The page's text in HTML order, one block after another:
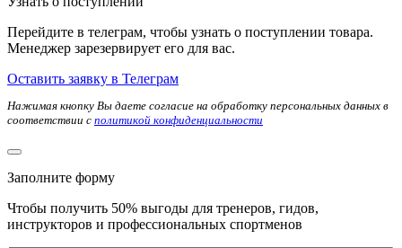
Перейдите в телеграм, чтобы узнать о поступлении товара.
Менеджер зарезервирует его для вас.
Оставить заявку в Телеграм
Нажимая кнопку Вы даете согласие на обработку персональных данных в
соответствии с политикой конфиденциальности
Заполните форму
Чтобы получить 50% выгоды для тренеров, гидов,
инструкторов и профессиональных спортменов